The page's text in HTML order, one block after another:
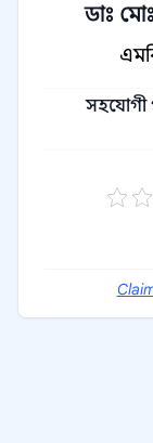
ডাঃ
সহযোগী